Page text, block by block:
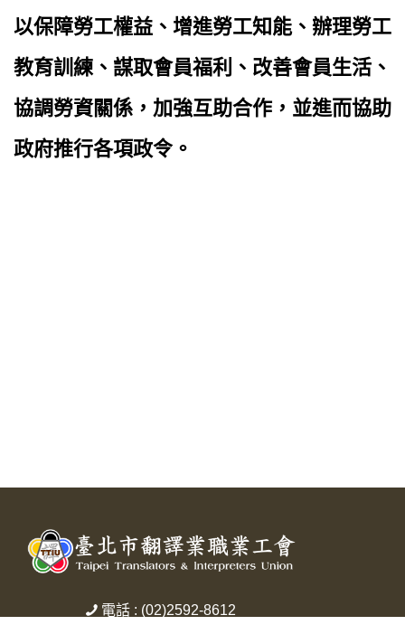
以保障勞工權益、增進勞工知能、辦理勞工
教育訓練、謀取會員福利、改善會員生活、
協調勞資關係，加強互助合作，並進而協助
政府推行各項政令。
電話 : (02)2592-8612